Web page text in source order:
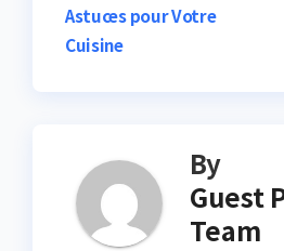
Astuces pour Votre
Cuisine
By
Guest
Team